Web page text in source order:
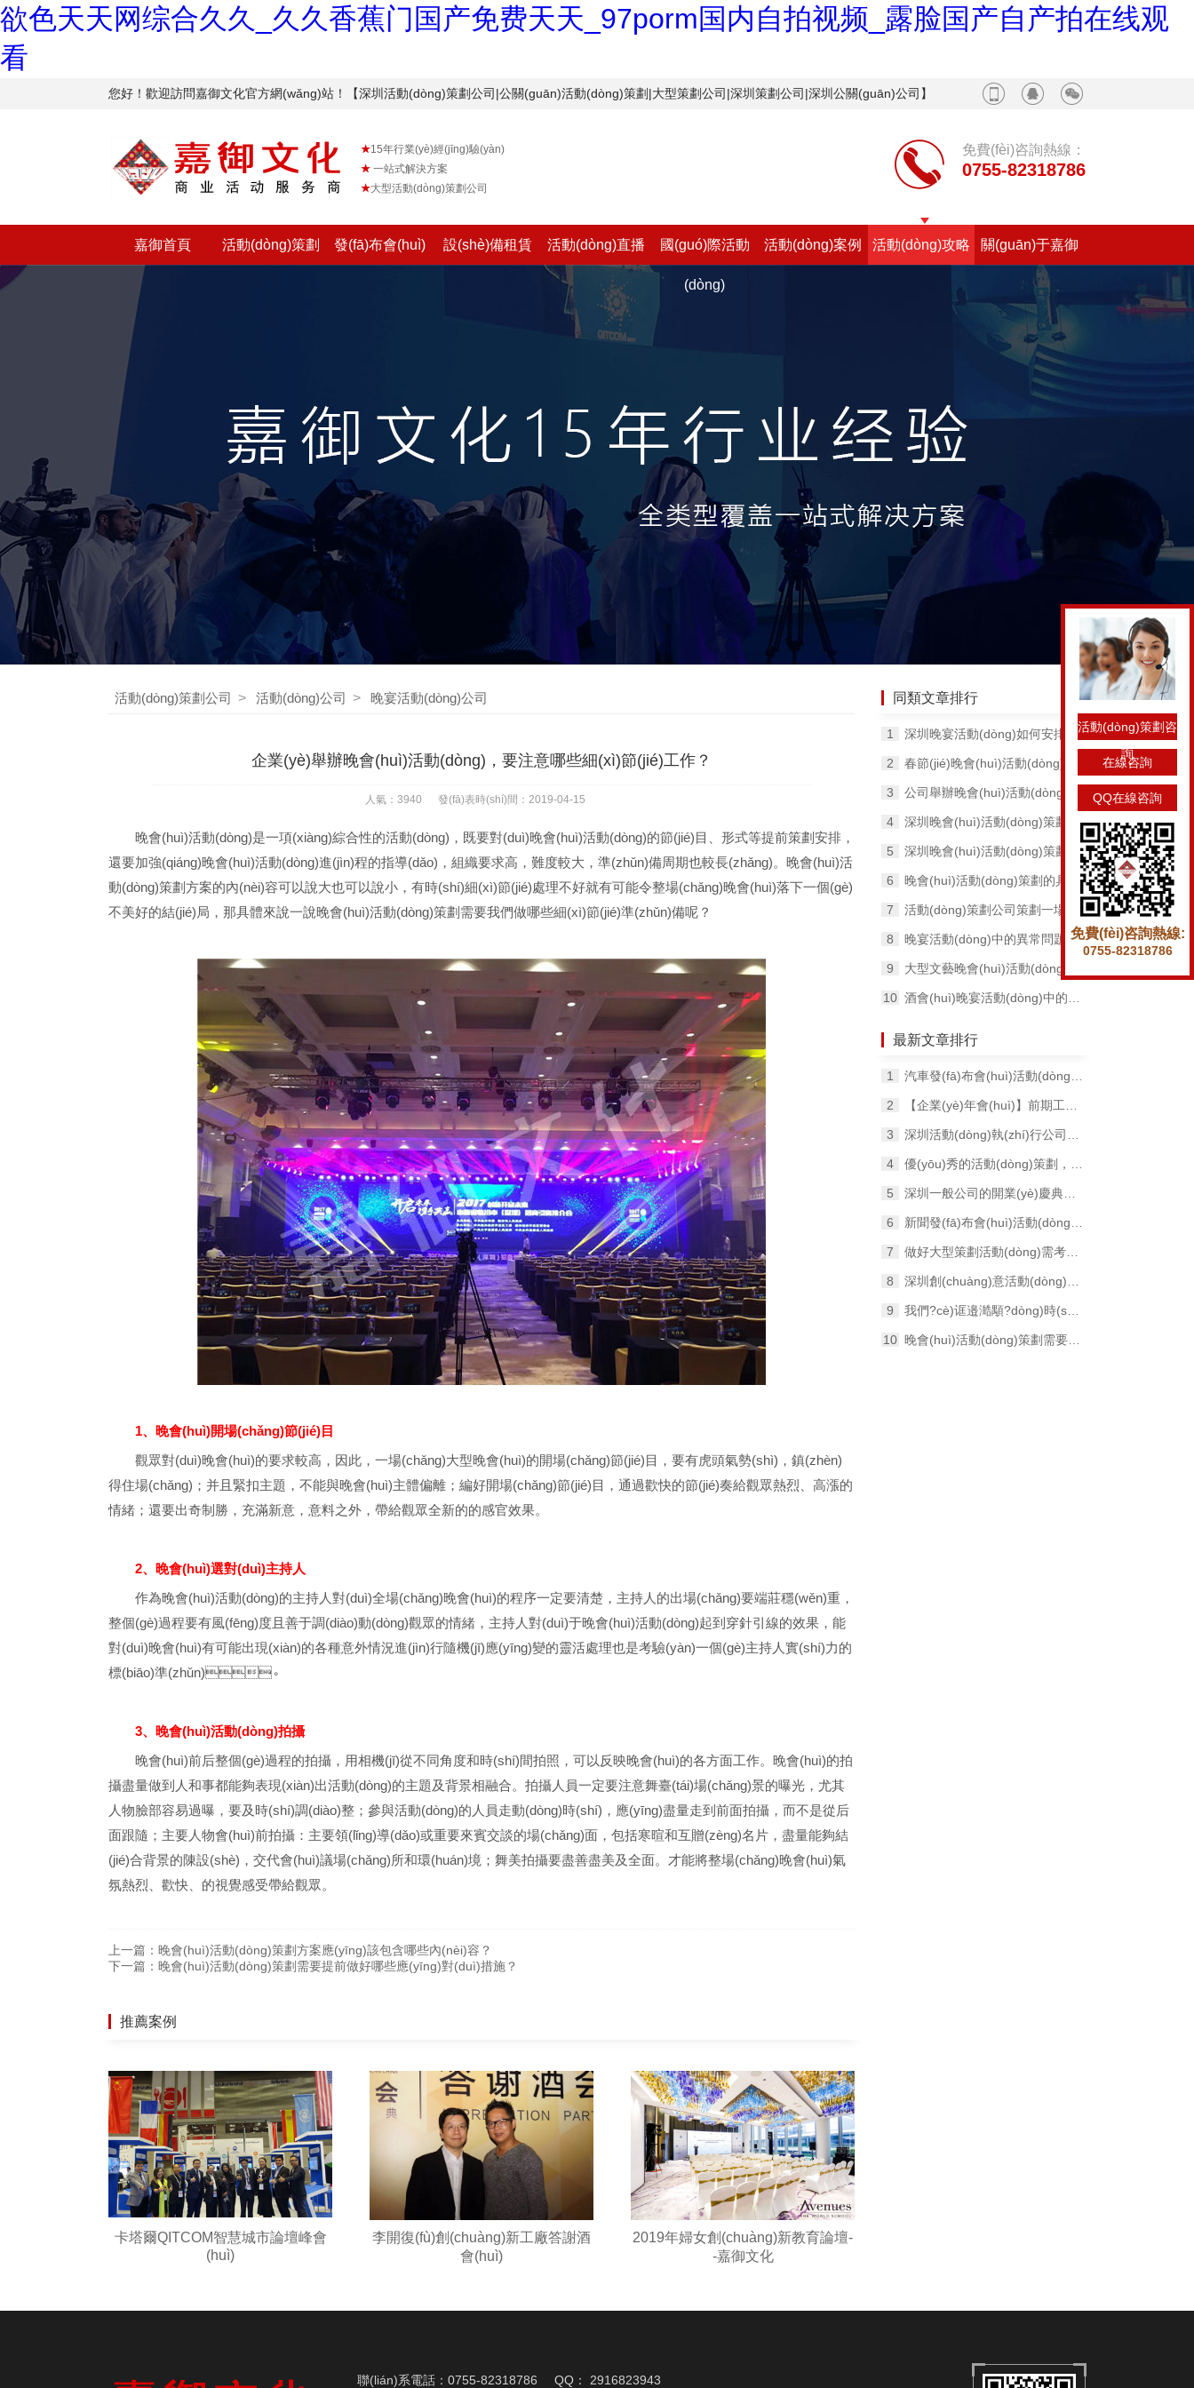
欲色天天网综合久久_久久香蕉门国产免费天天_97porm国内自拍视频_露脸国产自产拍在线观
看
您好！歡迎訪問嘉御文化官方網(wǎng)站！【深圳活動(dòng)策劃公司|公關(guān)活動(dòng)策劃|大型策劃公司|深圳策劃公司|深圳公關(guān)公司】
★15年行業(yè)經(jīng)驗(yàn)
★ 一站式解決方案
★大型活動(dòng)策劃公司
免費(fèi)咨詢熱線：
0755-82318786
嘉御首頁 活動(dòng)策劃 發(fā)布會(huì) 設(shè)備租賃 活動(dòng)直播 國(guó)際活動
(dòng)
活動(dòng)案例 活動(dòng)攻略 關(guān)于嘉御
活動(dòng)策劃公司 > 活動(dòng)公司 > 晚宴活動(dòng)公司
企業(yè)舉辦晚會(huì)活動(dòng)，要注意哪些細(xì)節(jié)工作？
人氣：3940 發(fā)表時(shí)間：2019-04-15
晚會(huì)活動(dòng)是一項(xiàng)綜合性的活動(dòng)，既要對(duì)晚會(huì)活動(dòng)的節(jié)目、形式等提前策劃安排，
還要加強(qiáng)晚會(huì)活動(dòng)進(jìn)程的指導(dǎo)，組織要求高，難度較大，準(zhǔn)備周期也較長(zhǎng)。晚會(huì)活
動(dòng)策劃方案的內(nèi)容可以說大也可以說小，有時(shí)細(xì)節(jié)處理不好就有可能令整場(chǎng)晚會(huì)落下一個(gè)
不美好的結(jié)局，那具體來說一說晚會(huì)活動(dòng)策劃需要我們做哪些細(xì)節(jié)準(zhǔn)備呢？
1、晚會(huì)開場(chǎng)節(jié)目
觀眾對(duì)晚會(huì)的要求較高，因此，一場(chǎng)大型晚會(huì)的開場(chǎng)節(jié)目，要有虎頭氣勢(shì)，鎮(zhèn)
得住場(chǎng)；并且緊扣主題，不能與晚會(huì)主體偏離；編好開場(chǎng)節(jié)目，通過歡快的節(jié)奏給觀眾熱烈、高漲的
情緒；還要出奇制勝，充滿新意，意料之外，帶給觀眾全新的的感官效果。
2、晚會(huì)選對(duì)主持人
作為晚會(huì)活動(dòng)的主持人對(duì)全場(chǎng)晚會(huì)的程序一定要清楚，主持人的出場(chǎng)要端莊穩(wěn)重，
整個(gè)過程要有風(fēng)度且善于調(diào)動(dòng)觀眾的情緒，主持人對(duì)于晚會(huì)活動(dòng)起到穿針引線的效果，能
對(duì)晚會(huì)有可能出現(xiàn)的各種意外情況進(jìn)行隨機(jī)應(yīng)變的靈活處理也是考驗(yàn)一個(gè)主持人實(shí)力的
標(biāo)準(zhǔn)。
3、晚會(huì)活動(dòng)拍攝
晚會(huì)前后整個(gè)過程的拍攝，用相機(jī)從不同角度和時(shí)間拍照，可以反映晚會(huì)的各方面工作。晚會(huì)的拍
攝盡量做到人和事都能夠表現(xiàn)出活動(dòng)的主題及背景相融合。拍攝人員一定要注意舞臺(tái)場(chǎng)景的曝光，尤其
人物臉部容易過曝，要及時(shí)調(diào)整；參與活動(dòng)的人員走動(dòng)時(shí)，應(yīng)盡量走到前面拍攝，而不是從后
面跟隨；主要人物會(huì)前拍攝：主要領(lǐng)導(dǎo)或重要來賓交談的場(chǎng)面，包括寒暄和互贈(zèng)名片，盡量能夠結
(jié)合背景的陳設(shè)，交代會(huì)議場(chǎng)所和環(huán)境；舞美拍攝要盡善盡美及全面。才能將整場(chǎng)晚會(huì)氣
氛熱烈、歡快、的視覺感受帶給觀眾。
上一篇： 晚會(huì)活動(dòng)策劃方案應(yīng)該包含哪些內(nèi)容？
下一篇： 晚會(huì)活動(dòng)策劃需要提前做好哪些應(yīng)對(duì)措施？
推薦案例
卡塔爾QITCOM智慧城市論壇峰會
(huì)
李開復(fù)創(chuàng)新工廠答謝酒
會(huì)
2019年婦女創(chuàng)新教育論壇-
-嘉御文化
同類文章排行
深圳晚宴活動(dòng)如何安排，給你推薦5個(gè)節(jié)目！
春節(jié)晚會(huì)活動(dòng)策劃的流程和注意事項(xiàng)！
公司舉辦晚會(huì)活動(dòng)策劃有哪個(gè)主要流程？
深圳晚會(huì)活動(dòng)策劃如何安排彩排？
深圳晚會(huì)活動(dòng)策劃需要注意的細(xì)節(jié)工作
晚會(huì)活動(dòng)策劃的具體時(shí)間安排與相關(guān)流程
活動(dòng)策劃公司策劃一場(chǎng)晚會(huì)前需要做的準(zhǔn)備工作？
晚宴活動(dòng)中的異常問題如何處理？
大型文藝晚會(huì)活動(dòng)策劃的內(nèi)容包含哪幾個(gè)？
酒會(huì)晚宴活動(dòng)中的突發(fā)狀況如何處理？
最新文章排行
汽車發(fā)布會(huì)活動(dòng)前期要做好哪些預(yù)熱工作？
【企業(yè)年會(huì)】前期工作如何實(shí)施，如何推進(jìn)？
深圳活動(dòng)執(zhí)行公司如何成功做好一次促銷活動(dòng)?
優(yōu)秀的活動(dòng)策劃，需要考慮這4個(gè)內(nèi)容！
深圳一般公司的開業(yè)慶典活動(dòng)前期如何籌備？
新聞發(fā)布會(huì)活動(dòng)策劃最重要的幾個(gè)流程
做好大型策劃活動(dòng)需考慮如下策劃工作！
深圳創(chuàng)意活動(dòng)策劃是從哪些方面布局的？
我們?cè)诓邉澔顒?dòng)時(shí)要注意以下幾點(diǎn)
晚會(huì)活動(dòng)策劃需要提前做好哪些應(yīng)對(duì)措施？
聯(lián)系電話：0755-82318786 QQ： 2916823943
活動(dòng)策劃咨
詢
在線咨詢
QQ在線咨詢
免費(fèi)咨詢熱線:
0755-82318786